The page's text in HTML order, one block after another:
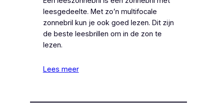
leesgedeelte. Met zo’n multifocale
zonnebril kun je ook goed lezen. Dit zijn
de beste leesbrillen om in de zon te
lezen.
Lees meer